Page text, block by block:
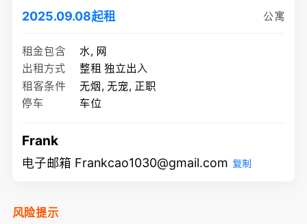
2025.09.08起租
公寓
租金包含
水, 网
出租方式
整租 独立出入
租客条件
无烟, 无宠, 正职
停车
车位
Frank
电子邮箱 Frankcao1030@gmail.com 复制
风险提示